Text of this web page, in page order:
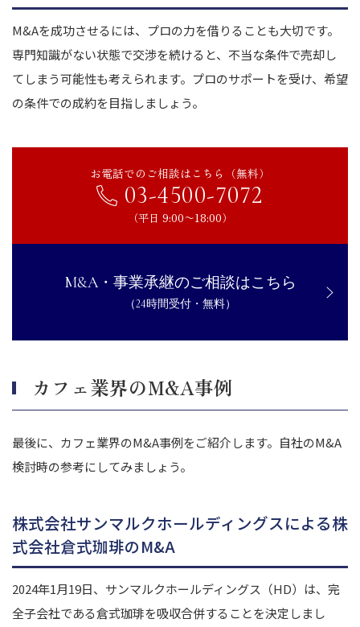
M&Aを成功させるには、プロの力を借りることも大切です。
専門知識がない状態で交渉を続けると、不当な条件で売却し
てしまう可能性も考えられます。プロのサポートを受け、希望
の条件での成約を目指しましょう。
お電話でのご相談はこちら（無料）
03-4500-7072
（平日 9:00〜18:00）
M&A・事業承継のご相談はこちら
（24時間受付・無料）
カフェ業界のM&A事例
最後に、カフェ業界のM&A事例をご紹介します。自社のM&A
検討時の参考にしてみましょう。
株式会社サンマルクホールディングスによる株
式会社倉式珈琲のM&A
2024年1月19日、サンマルクホールディングス（HD）は、完
全子会社である倉式珈琲を吸収合併することを決定しまし